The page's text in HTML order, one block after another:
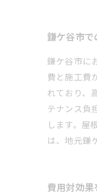
鎌ケ谷市で
鎌ケ谷市に
費と施工費
れており、
テナンス負
します。屋
は、地元鎌
費用対効